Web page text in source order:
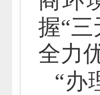
握“
全力
“办